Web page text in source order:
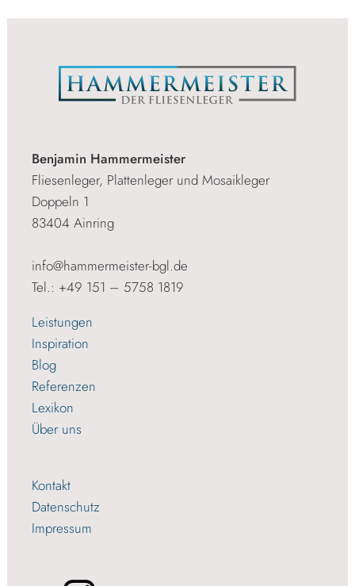
Benjamin Hammermeister
Fliesenleger, Plattenleger und Mosaikleger
Doppeln 1
83404 Ainring
info@hammermeister-bgl.de
Tel.: +49 151 – 5758 1819
Leistungen
Inspiration
Blog
Referenzen
Lexikon
Über uns
Kontakt
Datenschutz
Impressum